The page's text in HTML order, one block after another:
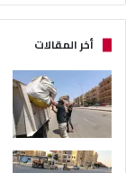
أخر المقالات